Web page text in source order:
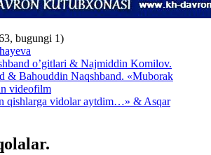
bugungi 1)
o’gitlari & Najmiddin Komilov.
& Bahouddin Naqshband. «Muborak
videofilm
qishlarga vidolar aytdim…» & Asqar